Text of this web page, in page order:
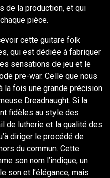
de la production, et qui
pièce.
cette guitare folk
qui est dédiée à fabriquer
sensations de jeu et le
pre-war. Celle que nous
la fois une grande précision
Dreadnaught. Si la
fidèles au style des
de lutherie et la qualité des
diriger le procédé de
du commun. Cette
son nom l’indique, un
son et l’élégance, mais